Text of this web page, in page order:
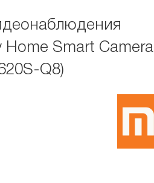
Home Smart Camera
Q8)